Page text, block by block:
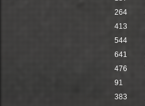
264
413
544
641
476
91
383